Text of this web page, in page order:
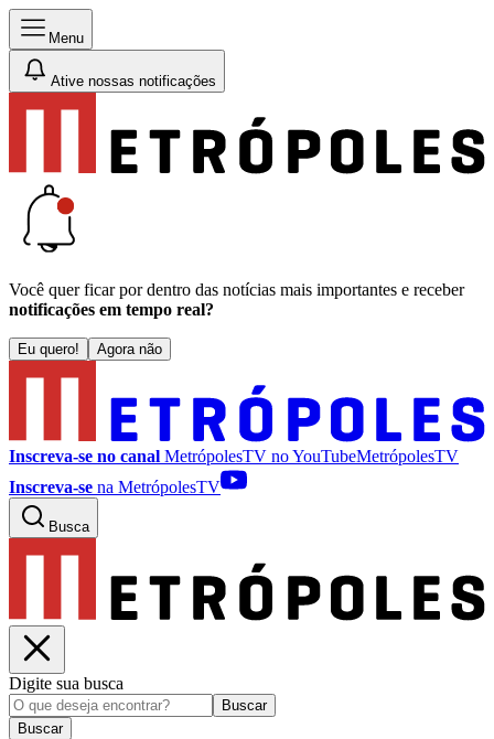
Menu
Ative nossas notificações
Você quer ficar por dentro das notícias mais importantes e receber
notificações em tempo real?
Eu quero! Agora não
Inscreva-se no canal MetrópolesTV noYouTubeMetrópolesTV
Inscreva-se na MetrópolesTV
Busca
Digite sua busca
Buscar
Buscar